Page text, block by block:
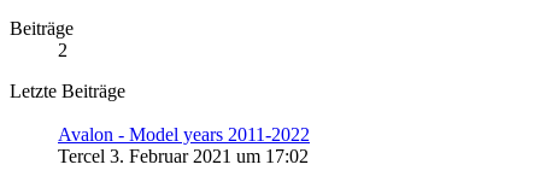
Beiträge
2
Letzte Beiträge
Avalon - Model years 2011-2022
Tercel 3. Februar 2021 um 17:02